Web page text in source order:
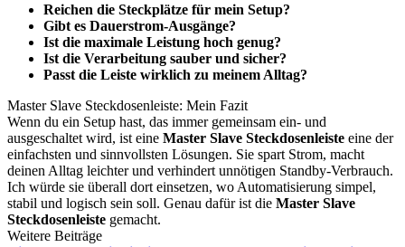
Reichen die Steckplätze für mein Setup?
Gibt es Dauerstrom-Ausgänge?
Ist die maximale Leistung hoch genug?
Ist die Verarbeitung sauber und sicher?
Passt die Leiste wirklich zu meinem Alltag?
Master Slave Steckdosenleiste: Mein Fazit
Wenn du ein Setup hast, das immer gemeinsam ein- und
ausgeschaltet wird, ist eine Master Slave Steckdosenleiste eine der
einfachsten und sinnvollsten Lösungen. Sie spart Strom, macht
deinen Alltag leichter und verhindert unnötigen Standby-Verbrauch.
Ich würde sie überall dort einsetzen, wo Automatisierung simpel,
stabil und logisch sein soll. Genau dafür ist die Master Slave
Steckdosenleiste gemacht.
Weitere Beiträge